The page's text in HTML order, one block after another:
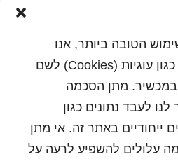
הטובה ביותר, אנו
משתמשים בטכנולוגיות כגון עוגיות (Cookies) לשם
במכשיר. מתן הסכמה
לעבד נתונים כגון
ייחודיים באתר זה. אי מתן
עלולים להשפיע לרעה על
שלח לחבר
כל הזכויות שמורות לשראל 2018 | עיצוב ותכנות: סטודיו